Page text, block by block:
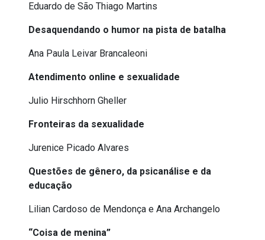
Eduardo de São Thiago Martins
Desaquendando o humor na pista de batalha
Ana Paula Leivar Brancaleoni
Atendimento online e sexualidade
Julio Hirschhorn Gheller
Fronteiras da sexualidade
Jurenice Picado Alvares
Questões de gênero, da psicanálise e da
educação
Lilian Cardoso de Mendonça e Ana Archangelo
“Coisa de menina”